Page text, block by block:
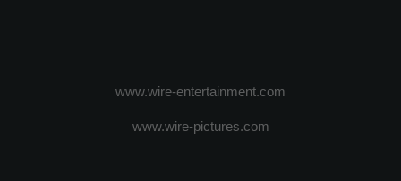
www.wire-entertainment.com
www.wire-pictures.com